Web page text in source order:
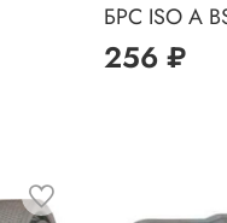
БРС ISO A
256 ₽